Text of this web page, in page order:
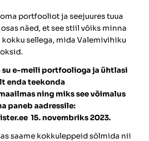
portfooliot ja seejuures tuua
näed, et see stiil võiks minna
sellega, mida Valemivihiku
su e-meili portfoolioga ja ühtlasi
enda teekonda
ning miks see võimalus
paneb aadressile:
15. novembriks 2023.
saame kokkuleppeid sõlmida nii